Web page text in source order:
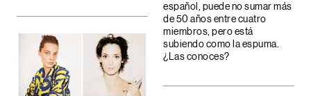
español, puede no sumar más
de 50 años entre cuatro
miembros, pero está
subiendo como la espuma.
¿Las conoces?